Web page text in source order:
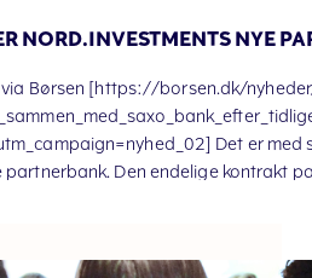
NORD.INVESTMENTS NYE
via Børsen [https://borsen.dk/
Det er
partnerbank. Den endelige kontrakt